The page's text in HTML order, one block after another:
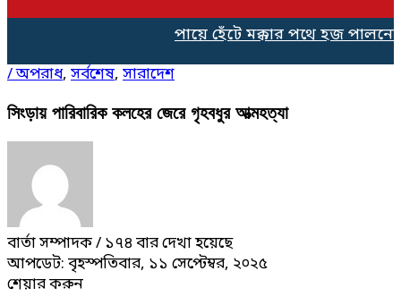
পায়ে হেঁটে মক্কার পথে হজ পালনের
/অপরাধ, সর্বশেষ, সারাদেশ
সিংড়ায় পারিবারিক কলহের জেরে গৃহবধুর আত্মহত্যা
বার্তা সম্পাদক/ ১৭৪ বার দেখা হয়েছে
আপডেট: বৃহস্পতিবার, ১১ সেপ্টেম্বর, ২০২৫
শেয়ার করুন